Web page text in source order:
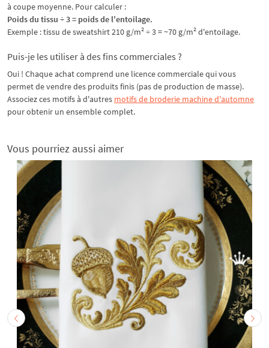
à coupe moyenne. Pour calculer :
Poids du tissu ÷ 3 = poids de l'entoilage.
Exemple : tissu de sweatshirt 210 g/m² ÷ 3 = ~70 g/m² d'entoilage.
Puis-je les utiliser à des fins commerciales ?
Oui ! Chaque achat comprend une licence commerciale qui vous
permet de vendre des produits finis (pas de production de masse).
Associez ces motifs à d'autres motifs de broderie machine d'automne
pour obtenir un ensemble complet.
Vous pourriez aussi aimer